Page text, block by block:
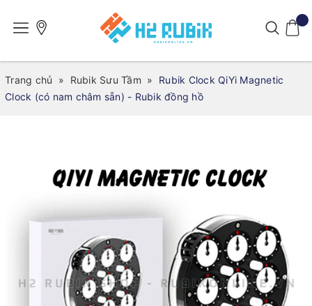
Trang chủ » Rubik Sưu Tầm »
Rubik Clock QiYi Magnetic
Clock (có nam châm sẵn) - Rubik đồng hồ